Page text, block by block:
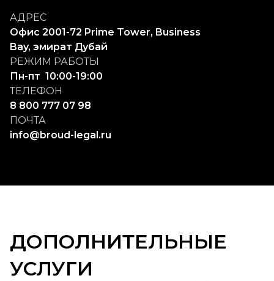
АДРЕС
Офис 2001-72 Prime Tower, Business
Bay, эмират Дубай
РЕЖИМ РАБОТЫ
Пн-пт  10:00-19:00
ТЕЛЕФОН
8 800 777 07 98
ПОЧТА
info@broud-legal.ru
ДОПОЛНИТЕЛЬНЫЕ
УСЛУГИ